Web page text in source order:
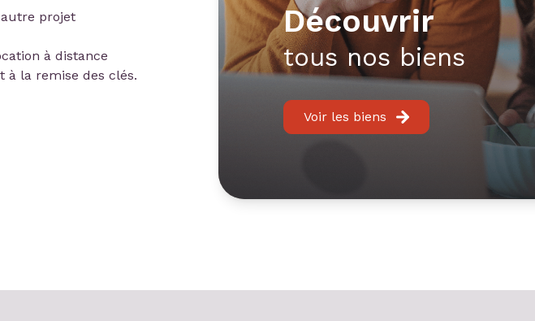
découvrir
tous nos biens
Voir les biens
projet
à distance
à la remise des clés.